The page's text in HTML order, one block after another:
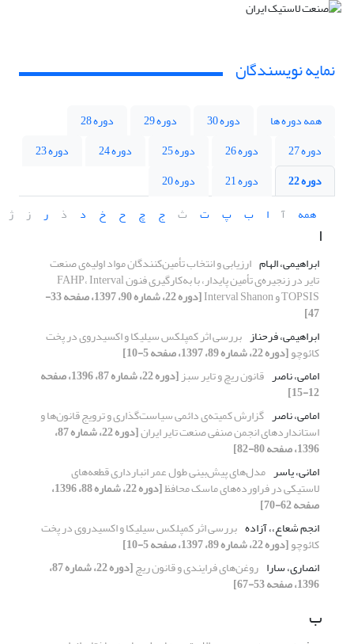
نمایه نویسندگان
همه دوره ها دوره 30 دوره 29
دوره 28
دوره 27
دوره 26 دوره 25 دوره 24
دوره 23
دوره 22
دوره 21
دوره 20
همه
آ ا ب پ ت ث ج چ ح خ د ذ ر ز ژ
ا
ابراهیمی، الهام ارزیابی و انتخاب تأمین‌کنندگان مواد اولیه‌ی صنعت
تایر در زنجیره‌ی تأمین پایدار، با به‌کارگیری فنون FAHP، Interval
TOPSIS و Interval Shanon [دوره 22، شماره 90، 1397، صفحه 33-
47]
ابراهیمی، فرحناز بررسی اثر کمپلکس سیلیکا و اکسیدروی در پخت
کائوچو[دوره 22، شماره 89، 1397، صفحه 5-10]
امامی، ناصر قانون ریچ و تایر سبز [دوره 22، شماره 87، 1396، صفحه
12-15]
امامی، ناصر گزارش کمیته‌ی دائمی سیاست‌گذاری و ترویج قانون‌ها و
استانداردهای انجمن صنفی صنعت تایر ایران [دوره 22، شماره 87،
1396، صفحه 80-82]
امانی، یاسر مدل‌های پیش‌بینی طول عمر انبارداری قطعه‌های
لاستیکی در فراورده‌های ماسک محافظ [دوره 22، شماره 88، 1396،
صفحه 62-70]
انجم شعاع،، آزاده بررسی اثر کمپلکس سیلیکا و اکسیدروی در پخت
کائوچو[دوره 22، شماره 89، 1397، صفحه 5-10]
انصاری، سارا روغن‌های فرایندی و قانون ریچ [دوره 22، شماره 87،
1396، صفحه 53-67]
ب